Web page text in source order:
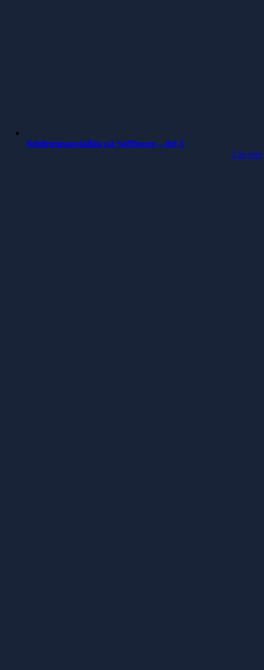
Jubileumsanställda på Softhouse – del 3
Läs mer